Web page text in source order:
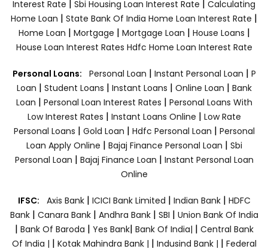
Interest Rate | Sbi Housing Loan Interest Rate | Calculating
Home Loan | State Bank Of India Home Loan Interest Rate |
Home Loan | Mortgage | Mortgage Loan | House Loans |
House Loan Interest Rates Hdfc Home Loan Interest Rate
Personal Loans: Personal Loan | Instant Personal Loan | P
Loan | Student Loans | Instant Loans | Online Loan | Bank
Loan | Personal Loan Interest Rates | Personal Loans With
Low Interest Rates | Instant Loans Online | Low Rate
Personal Loans | Gold Loan | Hdfc Personal Loan | Personal
Loan Apply Online | Bajaj Finance Personal Loan | Sbi
Personal Loan | Bajaj Finance Loan | Instant Personal Loan
Online
IFSC: Axis Bank | ICICI Bank Limited | Indian Bank | HDFC
Bank| Canara Bank | Andhra Bank| SBI | Union Bank Of India
| Bank Of Baroda | Yes Bank| Bank Of India| | Central Bank
Of India | | Kotak Mahindra Bank | | Indusind Bank | | Federal